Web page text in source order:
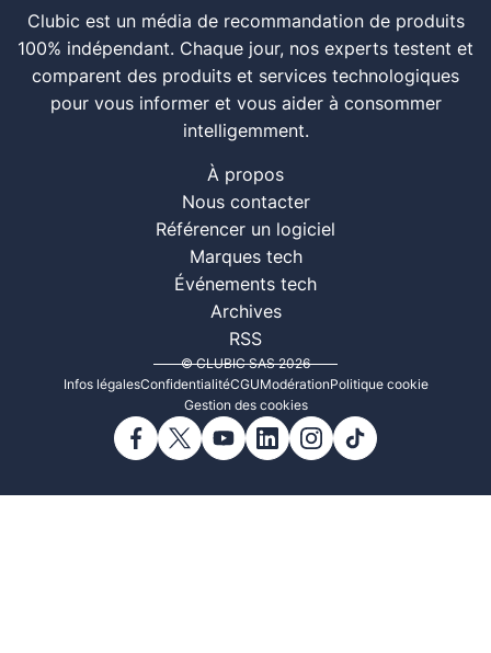
Clubic est un média de recommandation de produits
100% indépendant. Chaque jour, nos experts testent et
comparent des produits et services technologiques
pour vous informer et vous aider à consommer
intelligemment.
À propos
Nous contacter
Référencer un logiciel
Marques tech
Événements tech
Archives
RSS
© CLUBIC SAS 2026
Infos légalesConfidentialitéCGUModérationPolitique cookie
Gestion des cookies